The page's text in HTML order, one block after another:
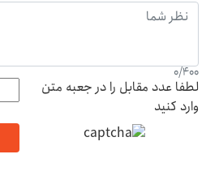
0/400
لطفا عدد مقابل را در جعبه متن
وارد کنید